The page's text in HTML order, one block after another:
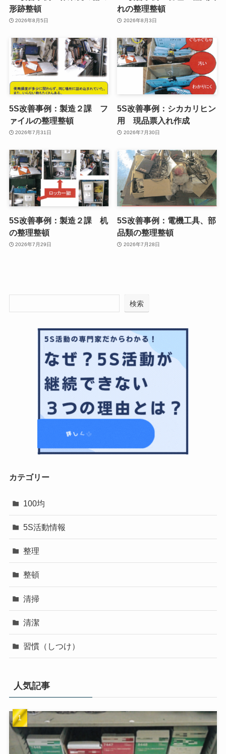
形跡整頓
2026年8月5日
れの整理整頓
2026年8月3日
5S改善事例：製造２課 フ
ァイルの整理整頓
2026年7月31日
5S改善事例：シカカリヒン
用 現品票入れ作成
2026年7月30日
5S改善事例：製造２課 机
の整理整頓
2026年7月29日
5S改善事例：電機工具、部
品類の整理整頓
2026年7月28日
検索
カテゴリー
100均
5S活動情報
整理
整頓
清掃
清潔
習慣（しつけ）
人気記事